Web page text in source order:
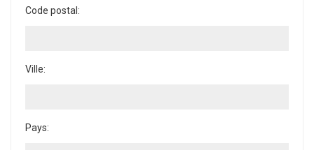
Code postal:
Ville:
Pays: